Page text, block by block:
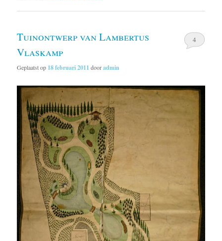
Tuinontwerp van Lambertus
Vlaskamp
Geplaatst op 18 februari 2011 dooradmin
4